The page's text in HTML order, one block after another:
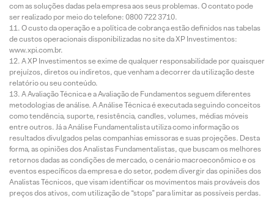
com as soluções dadas pela empresa aos seus problemas. O contato pode
ser realizado por meio do telefone: 0800 722 3710.
O custo da operação e a política de cobrança estão definidos nas tabelas
de custos operacionais disponibilizadas no site da XP Investimentos:
www.xpi.com.br.
A XP Investimentos se exime de qualquer responsabilidade por quaisquer
prejuízos, diretos ou indiretos, que venham a decorrer da utilização deste
relatório ou seu conteúdo.
A Avaliação Técnica e a Avaliação de Fundamentos seguem diferentes
metodologias de análise. A Análise Técnica é executada seguindo conceitos
como tendência, suporte, resistência, candles, volumes, médias móveis
entre outros. Já a Análise Fundamentalista utiliza como informação os
resultados divulgados pelas companhias emissoras e suas projeções. Desta
forma, as opiniões dos Analistas Fundamentalistas, que buscam os melhores
retornos dadas as condições de mercado, o cenário macroeconômico e os
eventos específicos da empresa e do setor, podem divergir das opiniões dos
Analistas Técnicos, que visam identificar os movimentos mais prováveis dos
preços dos ativos, com utilização de “stops” para limitar as possíveis perdas.